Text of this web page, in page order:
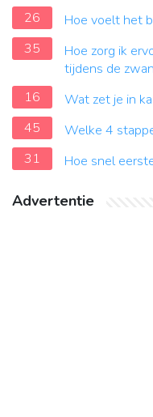
26
Hoe voelt het
35
Hoe zorg ik
tijdens de
16
Wat zet je in
45
Welke 4
31
Hoe snel
Advertentie